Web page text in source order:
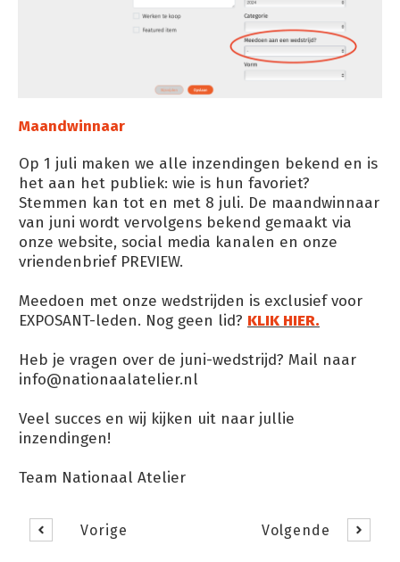
Maandwinnaar
Op 1 juli maken we alle inzendingen bekend en is
het aan het publiek: wie is hun favoriet?
Stemmen kan tot en met 8 juli. De maandwinnaar
van juni wordt vervolgens bekend gemaakt via
onze website, social media kanalen en onze
vriendenbrief PREVIEW.
Meedoen met onze wedstrijden is exclusief voor
EXPOSANT-leden. Nog geen lid? KLIK HIER.
Heb je vragen over de juni-wedstrijd? Mail naar
info@nationaalatelier.nl
Veel succes en wij kijken uit naar jullie
inzendingen!
Team Nationaal Atelier
Vorige Volgende